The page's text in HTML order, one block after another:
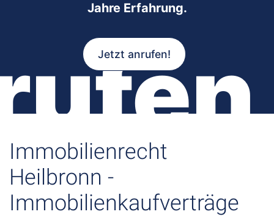
Jahre Erfahrung.
Jetzt anrufen!
Immobilienrecht
Heilbronn -
Immobilienkaufverträge